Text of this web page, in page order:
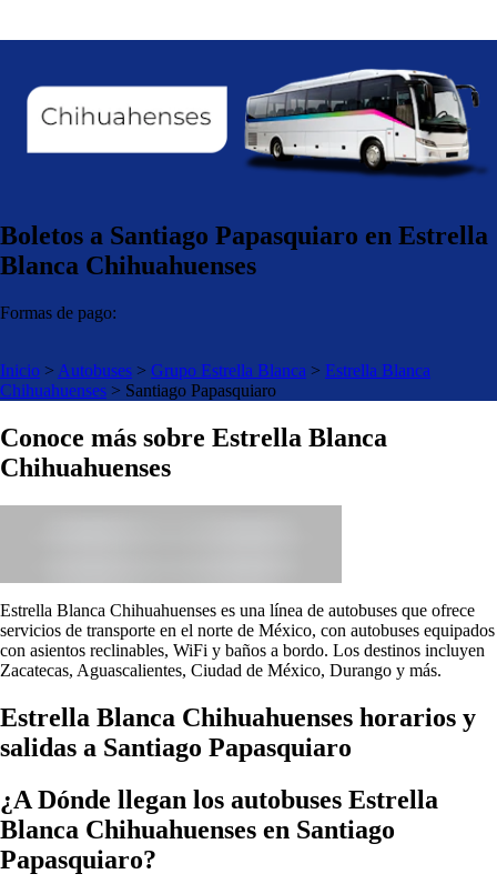
Boletos a Santiago Papasquiaro en Estrella
Blanca Chihuahuenses
Formas de pago:
Inicio > Autobuses > Grupo Estrella Blanca > Estrella Blanca
Chihuahuenses > Santiago Papasquiaro
Conoce más sobre Estrella Blanca
Chihuahuenses
Estrella Blanca Chihuahuenses es una línea de autobuses que ofrece
servicios de transporte en el norte de México, con autobuses equipados
con asientos reclinables, WiFi y baños a bordo. Los destinos incluyen
Zacatecas, Aguascalientes, Ciudad de México, Durango y más.
Estrella Blanca Chihuahuenses horarios y
salidas a Santiago Papasquiaro
¿A Dónde llegan los autobuses Estrella
Blanca Chihuahuenses en Santiago
Papasquiaro?